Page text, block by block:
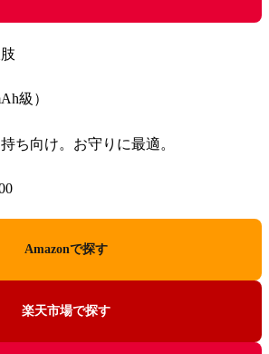
級）
ち向け。お守りに最適。
Amazonで探す
楽天市場で探す